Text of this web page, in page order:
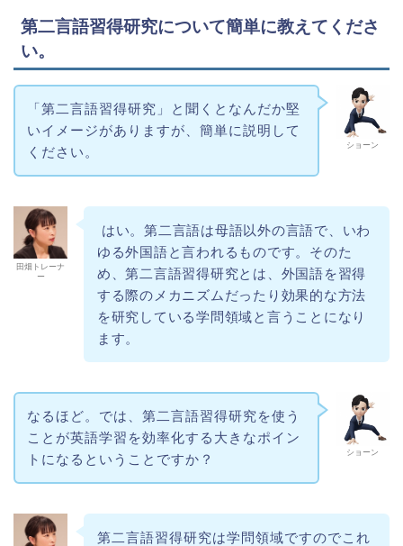
第二言語習得研究について簡単に教えてくださ
い。
ショーン
「第二言語習得研究」と聞くとなんだか堅
いイメージがありますが、簡単に説明して
ください。
田畑トレーナ
ー
はい。第二言語は母語以外の言語で、いわ
ゆる外国語と言われるものです。そのた
め、第二言語習得研究とは、外国語を習得
する際のメカニズムだったり効果的な方法
を研究している学問領域と言うことになり
ます。
ショーン
なるほど。では、第二言語習得研究を使う
ことが英語学習を効率化する大きなポイン
トになるということですか？
第二言語習得研究は学問領域ですのでこれ